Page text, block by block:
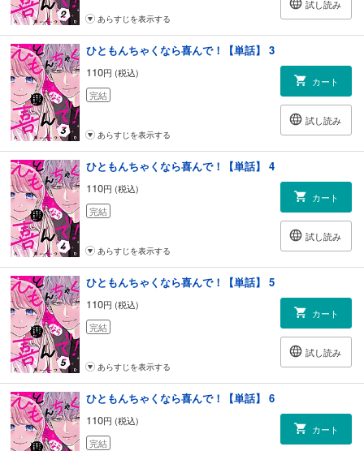
試し読み
あらすじを表示する
ひともんちゃくなら喜んで！【単話】 3
110円 (税込)
完結
カート
試し読み
あらすじを表示する
ひともんちゃくなら喜んで！【単話】 4
110円 (税込)
完結
カート
試し読み
あらすじを表示する
ひともんちゃくなら喜んで！【単話】 5
110円 (税込)
完結
カート
試し読み
あらすじを表示する
ひともんちゃくなら喜んで！【単話】 6
110円 (税込)
完結
カート